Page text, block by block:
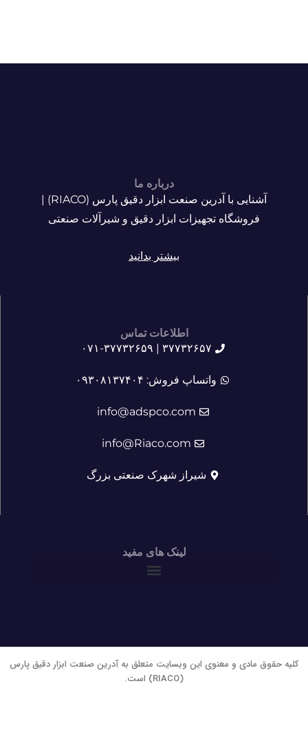
درباره ما
آشنایی با آدرین صنعت ابزار دقیق پارس (RIACO) |
فروشگاه تجهیزات ابزار دقیق و شیرآلات صنعتی
بیشتر بدانید
اطلاعات تماس
۳۷۷۳۲۶۵۷ | ۰۷۱-۳۷۷۳۲۶۵۹
واتساپ فروش: ۰۹۳۰۸۱۳۷۴۰۴
info@adspco.com
info@Riaco.com
شیراز شهرک صنعتی بزرگ
لینک های مفید
کلیه حقوق مادی و معنوی این وبسایت متعلق به آدرین صنعت ابزار دقیق پارس
(RIACO) است.